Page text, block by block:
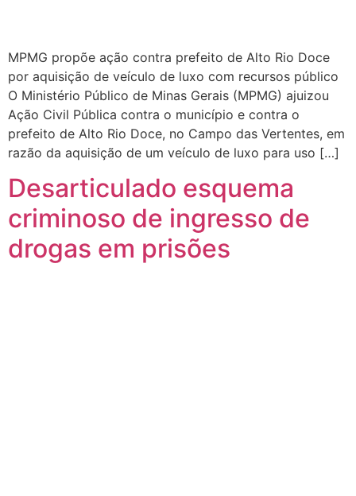
MPMG propõe ação contra prefeito de Alto Rio Doce
por aquisição de veículo de luxo com recursos público
O Ministério Público de Minas Gerais (MPMG) ajuizou
Ação Civil Pública contra o município e contra o
prefeito de Alto Rio Doce, no Campo das Vertentes, em
razão da aquisição de um veículo de luxo para uso […]
Desarticulado esquema
criminoso de ingresso de
drogas em prisões